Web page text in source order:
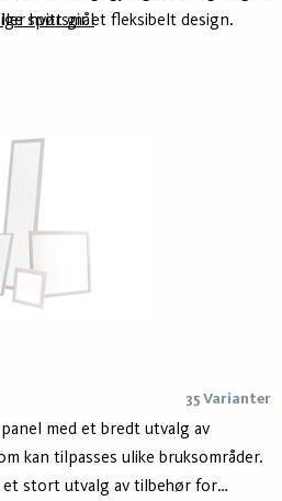
hvitt gir et fleksibelt design.
spørsmål
35 Varianter
med et bredt utvalg av
kan tilpasses ulike bruksområder.
et stort utvalg av tilbehør for